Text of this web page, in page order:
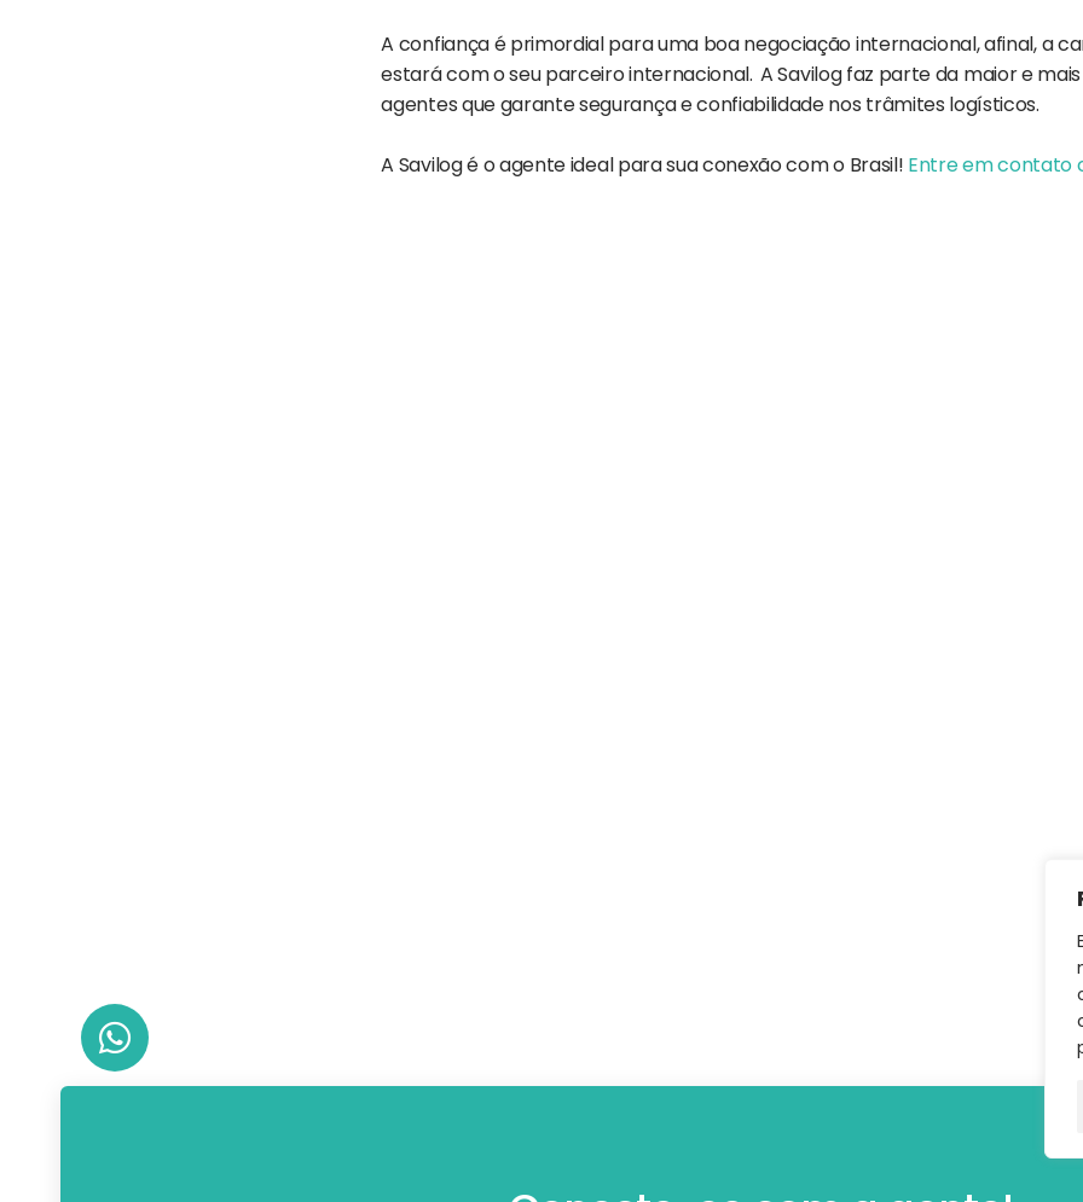
A confiança é primordial para uma boa negociação internacional, afinal, a
estará com o seu parceiro internacional. A Savilog faz parte da maior e
agentes que garante segurança e confiabilidade nos trâmites logísticos.
A Savilog é o agente ideal para sua conexão com o Brasil! Entre em contato